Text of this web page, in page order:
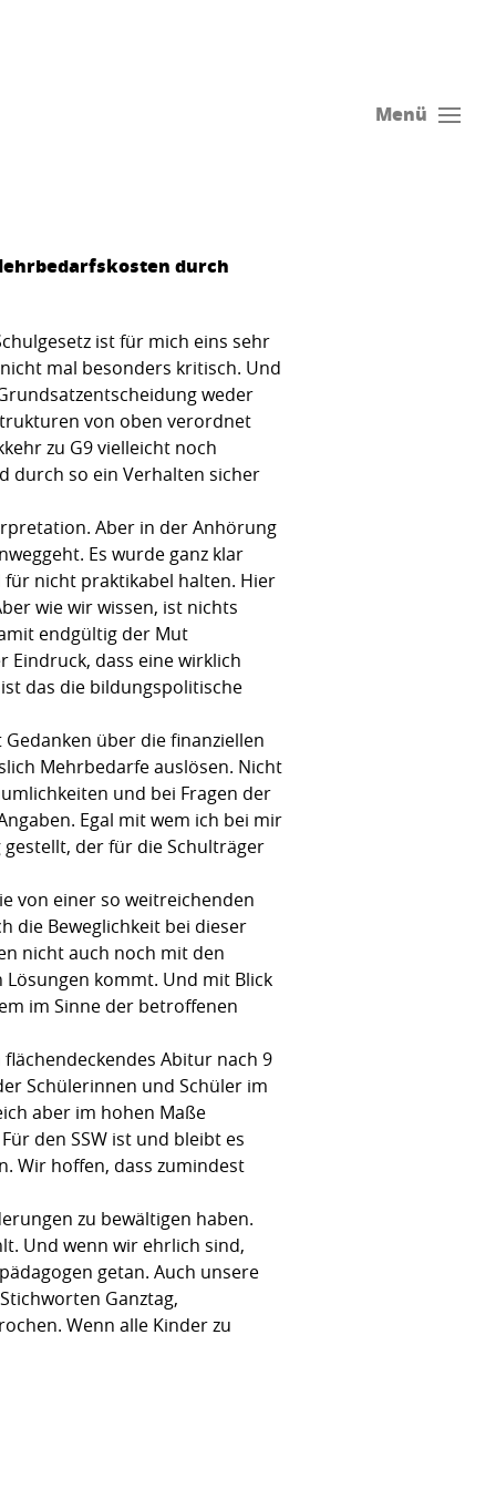
Menü
durch
ist für mich eins sehr
mal besonders kritisch. Und
weder
von oben verordnet
zu G9 vielleicht noch
durch so ein Verhalten sicher
Aber in der Anhörung
Es wurde ganz klar
nicht praktikabel halten. Hier
wie wir wissen, ist nichts
endgültig der Mut
dass eine wirklich
das die bildungspolitische
über die finanziellen
Mehrbedarfe auslösen. Nicht
und bei Fragen der
Egal mit wem ich bei mir
der für die Schulträger
von einer so weitreichenden
die Beweglichkeit bei dieser
nicht auch noch mit den
kommt. Und mit Blick
im Sinne der betroffenen
Abitur nach 9
Schülerinnen und Schüler im
aber im hohen Maße
den SSW ist und bleibt es
Wir hoffen, dass zumindest
zu bewältigen haben.
Und wenn wir ehrlich sind,
getan. Auch unsere
Ganztag,
Wenn alle Kinder zu